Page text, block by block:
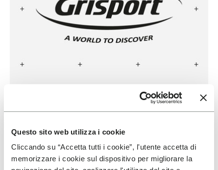
Questo sito web utilizza i cookie
Cliccando su “Accetta tutti i cookie”, l'utente accetta di
memorizzare i cookie sul dispositivo per migliorare la
LEGGI DI PIÙ